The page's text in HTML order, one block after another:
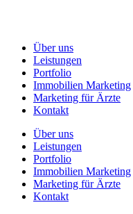
Über uns
Leistungen
Portfolio
Immobilien Marketing
Marketing für Ärzte
Kontakt
Über uns
Leistungen
Portfolio
Immobilien Marketing
Marketing für Ärzte
Kontakt